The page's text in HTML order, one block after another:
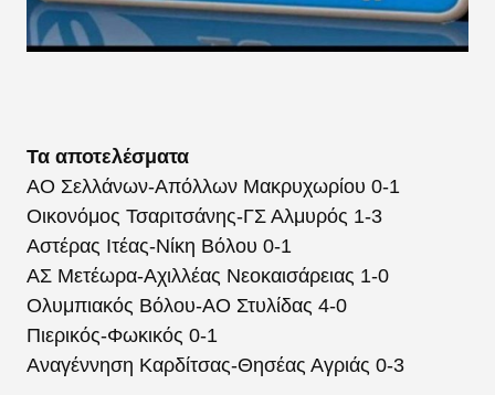
Τα αποτελέσματα
ΑΟ Σελλάνων-Απόλλων Μακρυχωρίου 0-1
Οικονόμος Τσαριτσάνης-ΓΣ Αλμυρός 1-3
Αστέρας Ιτέας-Νίκη Βόλου 0-1
ΑΣ Μετέωρα-Αχιλλέας Νεοκαισάρειας 1-0
Ολυμπιακός Βόλου-ΑΟ Στυλίδας 4-0
Πιερικός-Φωκικός 0-1
Αναγέννηση Καρδίτσας-Θησέας Αγριάς 0-3